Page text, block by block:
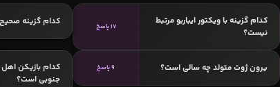
کدام گزینه با ويكتور ایباربو مرتبط
نیست؟
17 پاسخ کدام گزینه
یرون ژوت متولد چه سالی است؟ 9 پاسخ
کدام بازیکن اهل
جنوبی است؟